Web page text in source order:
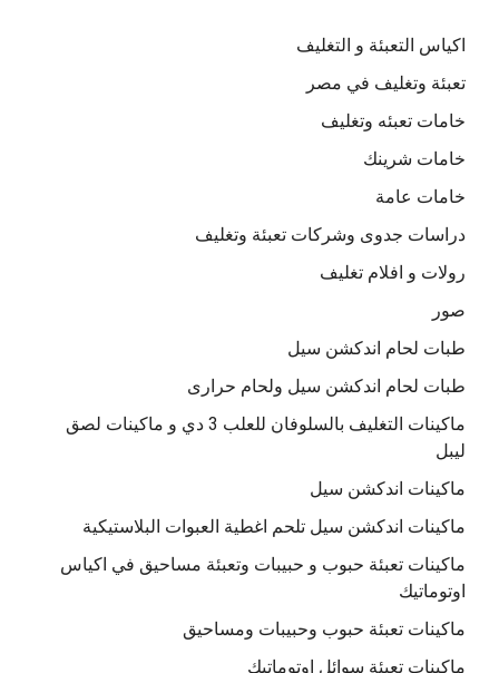
اكياس التعبئة و التغليف
تعبئة وتغليف في مصر
خامات تعبئه وتغليف
خامات شرينك
خامات عامة
دراسات جدوى وشركات تعبئة وتغليف
رولات و افلام تغليف
صور
طبات لحام اندكشن سيل
طبات لحام اندكشن سيل ولحام حرارى
ماكينات التغليف بالسلوفان للعلب 3 دي و ماكينات لصق
ليبل
ماكينات اندكشن سيل
ماكينات اندكشن سيل تلحم اغطية العبوات البلاستيكية
ماكينات تعبئة حبوب و حبيبات وتعبئة مساحيق في اكياس
اوتوماتيك
ماكينات تعبئة حبوب وحبيبات ومساحيق
ماكينات تعبئة سوائل اوتوماتيك